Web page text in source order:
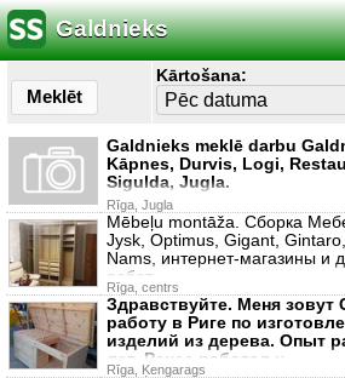
Galdnieks
Meklēt
Kārtošana:
Galdnieks meklē darbu
Kāpnes, Durvis, Logi,
Sigulda, Jugla.
Rīga, Jugla
Mēbeļu montāža. Сборка
Jysk, Optimus, Gigant,
Nams, интернет-магазины и
работ
Rīga, centrs
Здравствуйте. Меня зовут
работу в Риге по
изделий из дерева. Опыт
лет. Ранее работал н
Rīga, Ķengarags